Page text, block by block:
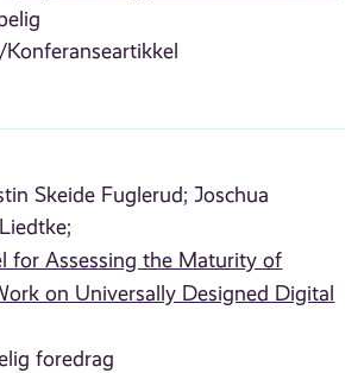
Skeide Fuglerud; Joschua
for Assessing the Maturity of
on Universally Designed Digital
foredrag